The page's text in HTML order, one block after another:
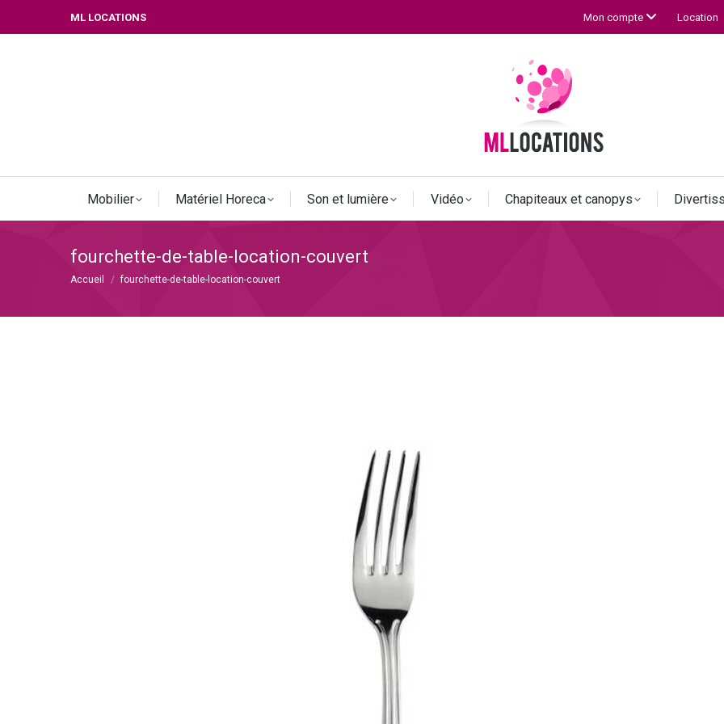
ML LOCATIONS Mon compte Location
Mobilier Matériel Horeca Son et lumière Vidéo Chapiteaux et canopys
fourchette-de-table-location-couvert
Vous êtes ici :
Accueil fourchette-de-table-location-couvert